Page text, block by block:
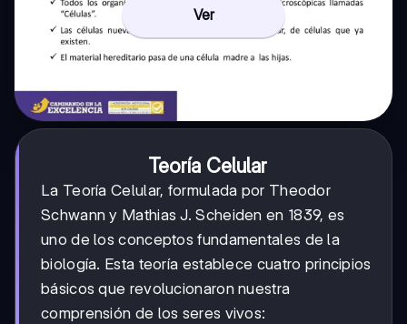
Ver
Teoría Celular
La Teoría Celular, formulada por Theodor
Schwann y Mathias J. Scheiden en 1839, es
uno de los conceptos fundamentales de la
biología. Esta teoría establece cuatro principios
básicos que revolucionaron nuestra
comprensión de los seres vivos: